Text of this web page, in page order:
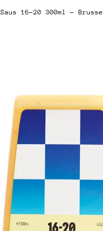
Saus 16-20 300ml -